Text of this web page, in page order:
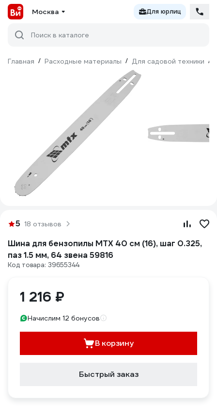
Москва Для юрлиц
Поиск в каталоге
Главная / Расходные материалы / Для садовой техники /
5 18 отзывов
Шина для бензопилы MTX 40 см (16), шаг 0.325,
паз 1.5 мм, 64 звена 59816
Код товара: 39655344
1 216 ₽
Начислим 12 бонусов
В корзину
Быстрый заказ